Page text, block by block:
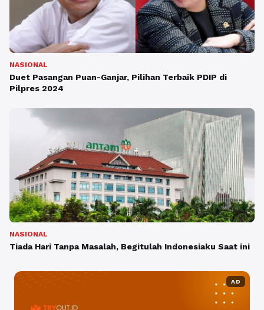
NASIONAL
Duet Pasangan Puan-Ganjar, Pilihan Terbaik PDIP di
Pilpres 2024
NASIONAL
Tiada Hari Tanpa Masalah, Begitulah Indonesiaku Saat ini
AD